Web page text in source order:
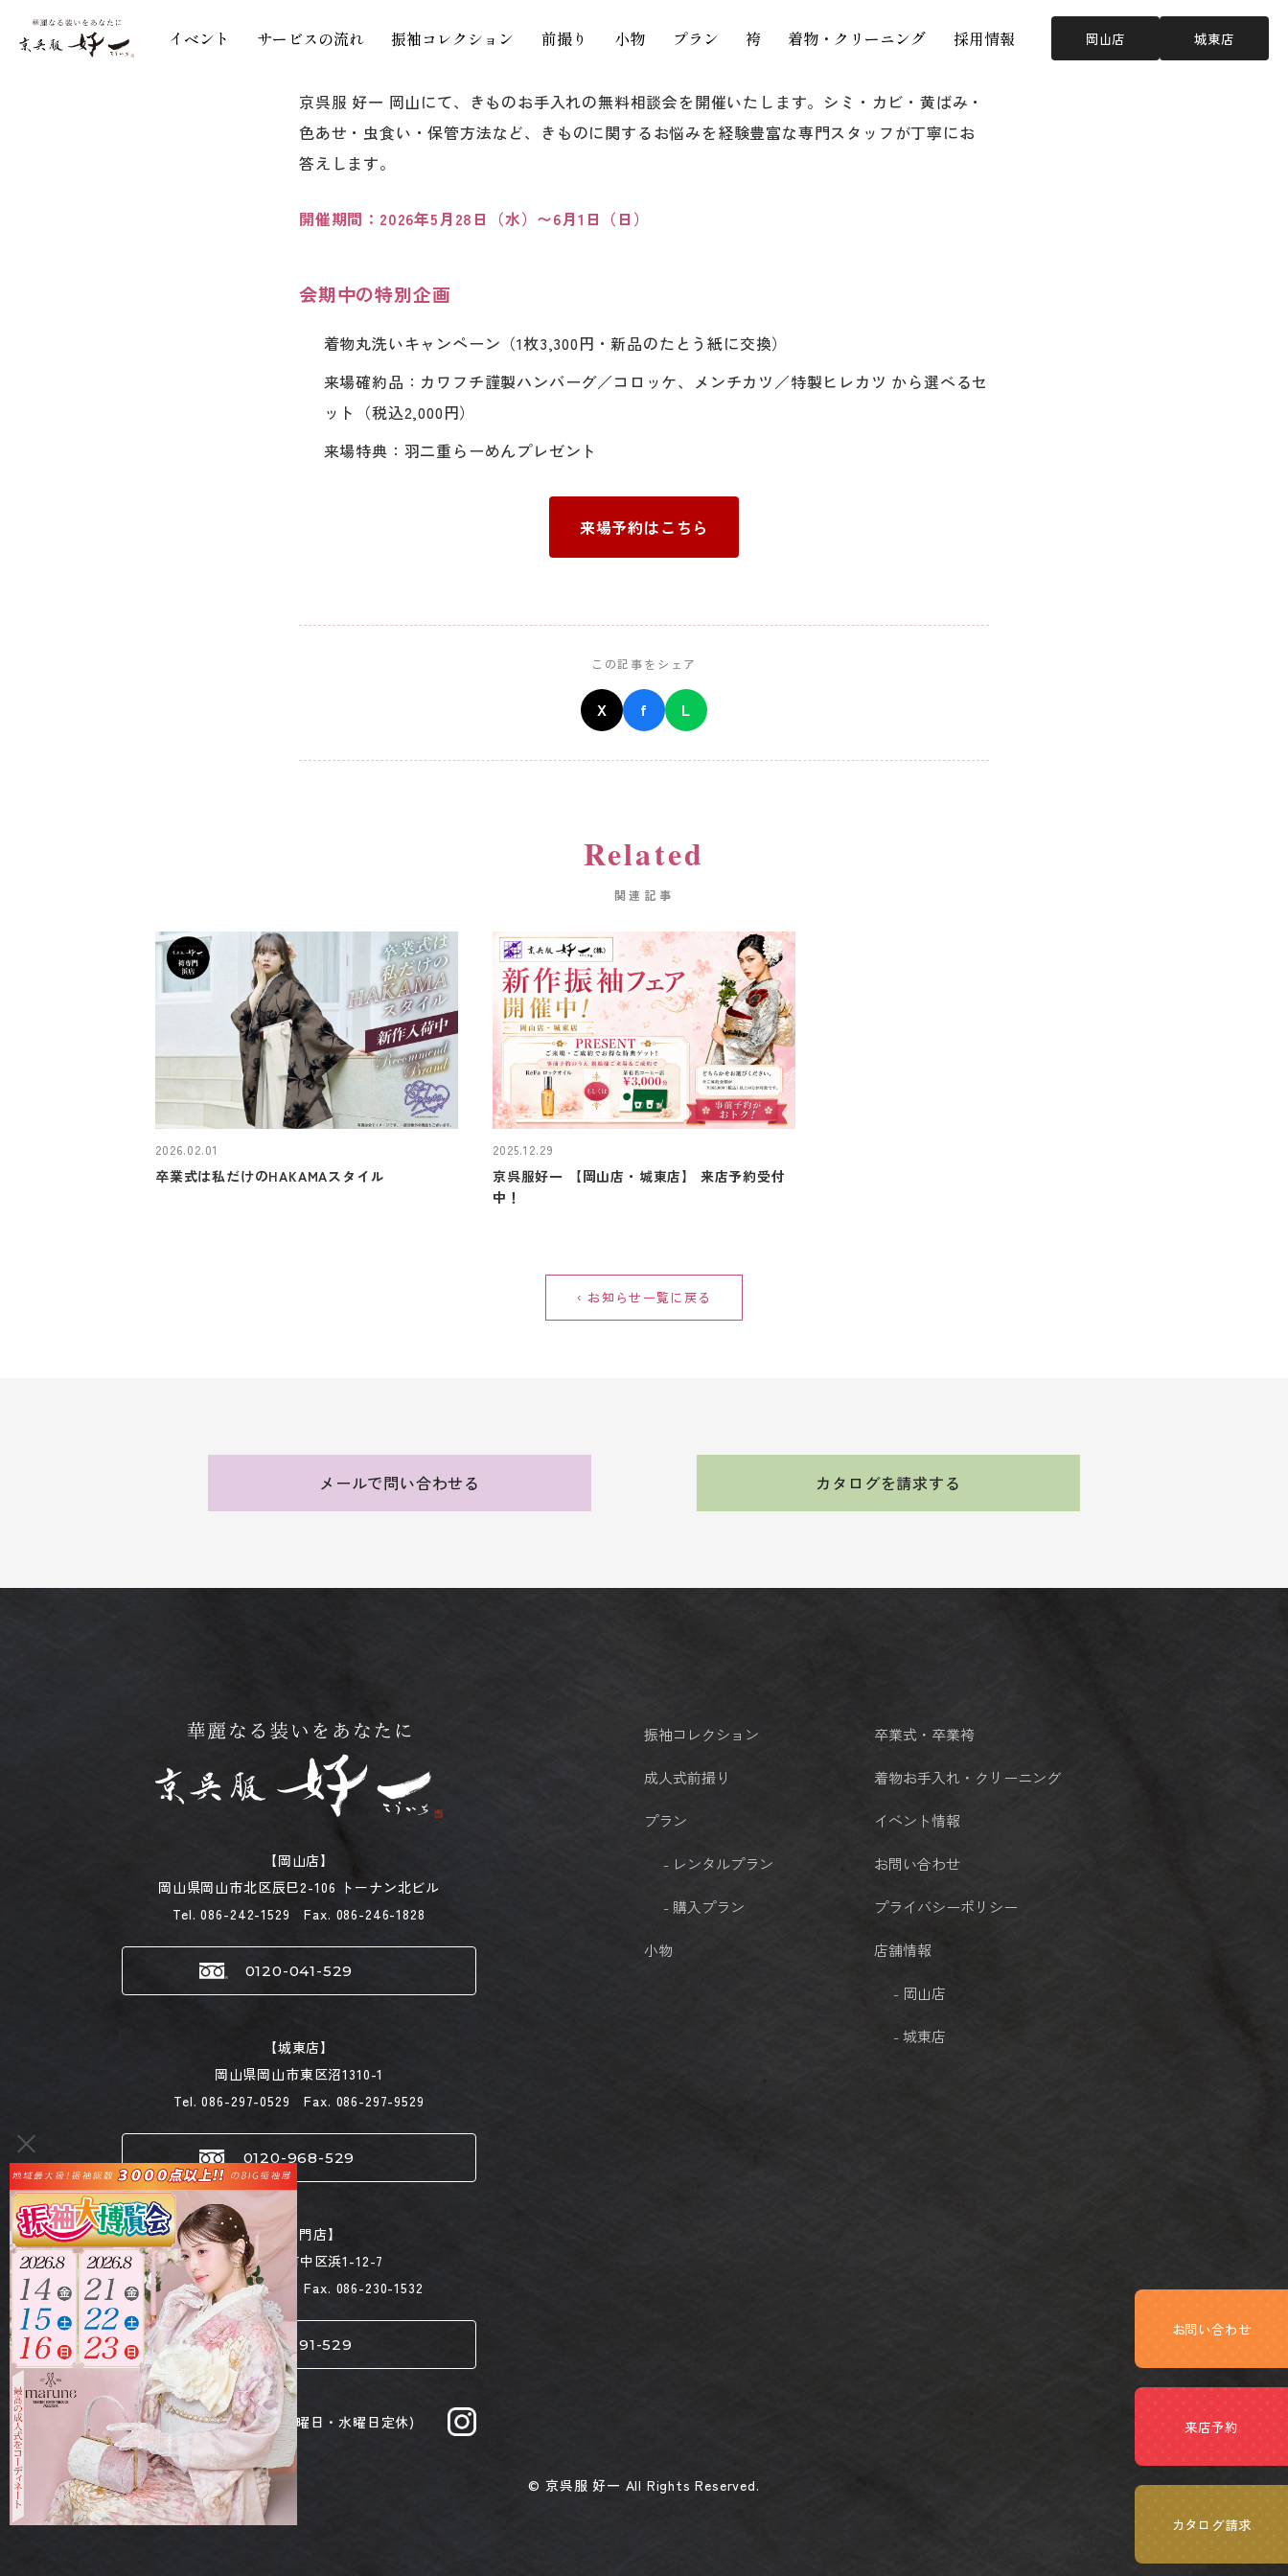
イベント サービスの流れ 振袖コレクション 前撮り 小物 プラン 袴 着物・クリーニング 採用情報 岡山店 城東店
ホーム>イベント>きものお手入れ無料相談会 開催のお知らせ
京呉服 好一 岡山にて、きものお手入れの無料相談会を開催いたします。シミ・カビ・黄ばみ・
色あせ・虫食い・保管方法など、きものに関するお悩みを経験豊富な専門スタッフが丁寧にお
答えします。
開催期間：2026年5月28日（水）〜6月1日（日）
会期中の特別企画
着物丸洗いキャンペーン（1枚3,300円・新品のたとう紙に交換）
来場確約品：カワフチ謹製ハンバーグ／コロッケ、メンチカツ／特製ヒレカツ から選べるセ
ット（税込2,000円）
来場特典：羽二重らーめんプレゼント
来場予約はこちら
この記事をシェア
X f L
Related
関連記事
2026.02.01
卒業式は私だけのHAKAMAスタイル
2025.12.29
京呉服好一 【岡山店・城東店】 来店予約受付
中！
‹ お知らせ一覧に戻る
メールで問い合わせる カタログを請求する
【岡山店】
岡山県岡山市北区辰巳2-106 トーナン北ビル
Tel. 086-242-1529 Fax. 086-246-1828
0120-041-529
【城東店】
岡山県岡山市東区沼1310-1
Tel. 086-297-0529 Fax. 086-297-9529
0120-968-529
【袴専門店】
岡山県岡山市中区浜1-12-7
Tel. 086-230-1529 Fax. 086-230-1532
0120-391-529
営業時間 10:00 ～ 19:00 (火曜日・水曜日定休)
振袖コレクション
成人式前撮り
プラン
- レンタルプラン
- 購入プラン
小物
卒業式・卒業袴
着物お手入れ・クリーニング
イベント情報
お問い合わせ
プライバシーポリシー
店舗情報
- 岡山店
- 城東店
© 京呉服 好一 All Rights Reserved.
お問い合わせ
来店予約
カタログ請求